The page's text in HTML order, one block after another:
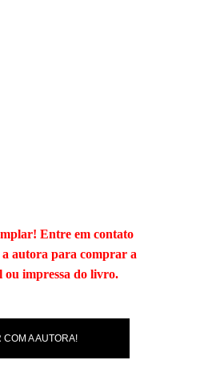
Entre em contato
autora para comprar a
ou impressa do livro.
COM A AUTORA!